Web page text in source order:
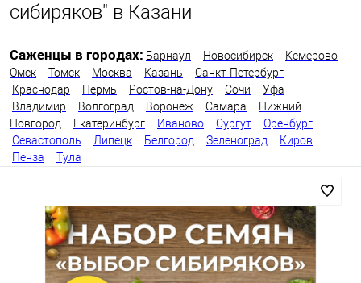
сибиряков" в Казани
Саженцы в городах: Барнаул Новосибирск
Кемерово
Омск
Томск Москва Казань
Санкт-Петербург
Краснодар
Пермь Ростов-на-Дону Сочи
Уфа
Владимир
Волгоград Воронеж Самара
Нижний
Новгород
Екатеринбург Иваново Сургут
Оренбург
Севастополь
Липецк Белгород Зеленоград
Киров
Пенза
Тула